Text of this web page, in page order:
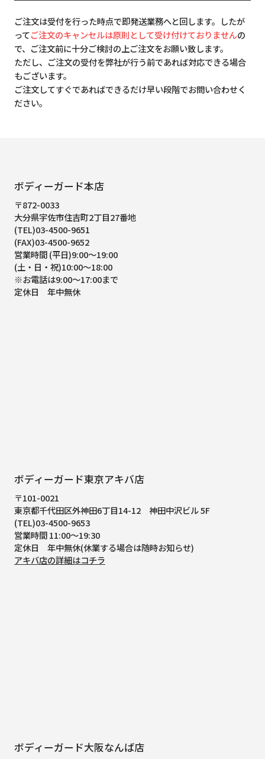
ご注文は受付を行った時点で即発送業務へと回します。したが
ってご注文のキャンセルは原則として受け付けておりませんの
で、ご注文前に十分ご検討の上ご注文をお願い致します。
ただし、ご注文の受付を弊社が行う前であれば対応できる場合
もございます。
ご注文してすぐであればできるだけ早い段階でお問い合わせく
ださい。
ボディーガード本店
〒872-0033
大分県宇佐市住吉町2丁目27番地
(TEL)03-4500-9651
(FAX)03-4500-9652
営業時間 (平日)9:00～19:00
(土・日・祝)10:00～18:00
※お電話は9:00～17:00まで
定休日 年中無休
ボディーガード東京アキバ店
〒101-0021
東京都千代田区外神田6丁目14-12 神田中沢ビル 5F
(TEL)03-4500-9653
営業時間 11:00～19:30
定休日 年中無休(休業する場合は随時お知らせ)
アキバ店の詳細はコチラ
ボディーガード大阪なんば店